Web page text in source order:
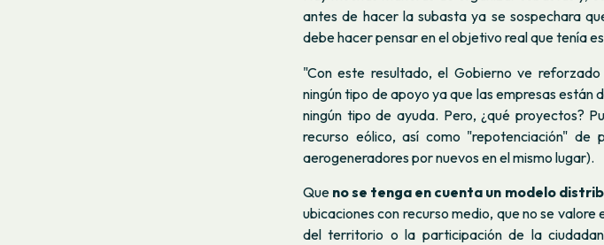
antes de hacer la subasta ya se sospechara
debe hacer pensar en el objetivo real que tenía
"Con este resultado, el Gobierno ve
ningún tipo de apoyo ya que las empresas
ningún tipo de ayuda. Pero, ¿qué proyectos?
recurso eólico, así como "repotenciación" de
aerogeneradores por nuevos en el mismo lugar).
Que no se tenga en cuenta un modelo
ubicaciones con recurso medio, que no se
del territorio o la participación de la